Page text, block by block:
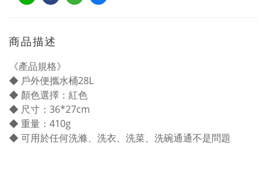
商品描述
《產品規格》
◆ 戶外便攜水桶28L
◆ 顏色選擇：紅色
◆ 尺寸：36*27cm
◆ 重量：410g
◆ 可用於任何洗滌、洗衣、洗菜、洗碗通通不是問題